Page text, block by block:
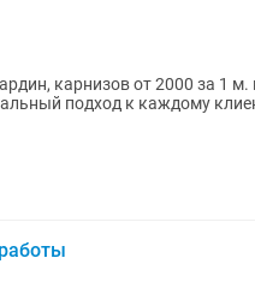
карнизов от 2000 за 1 м.
подход к каждому